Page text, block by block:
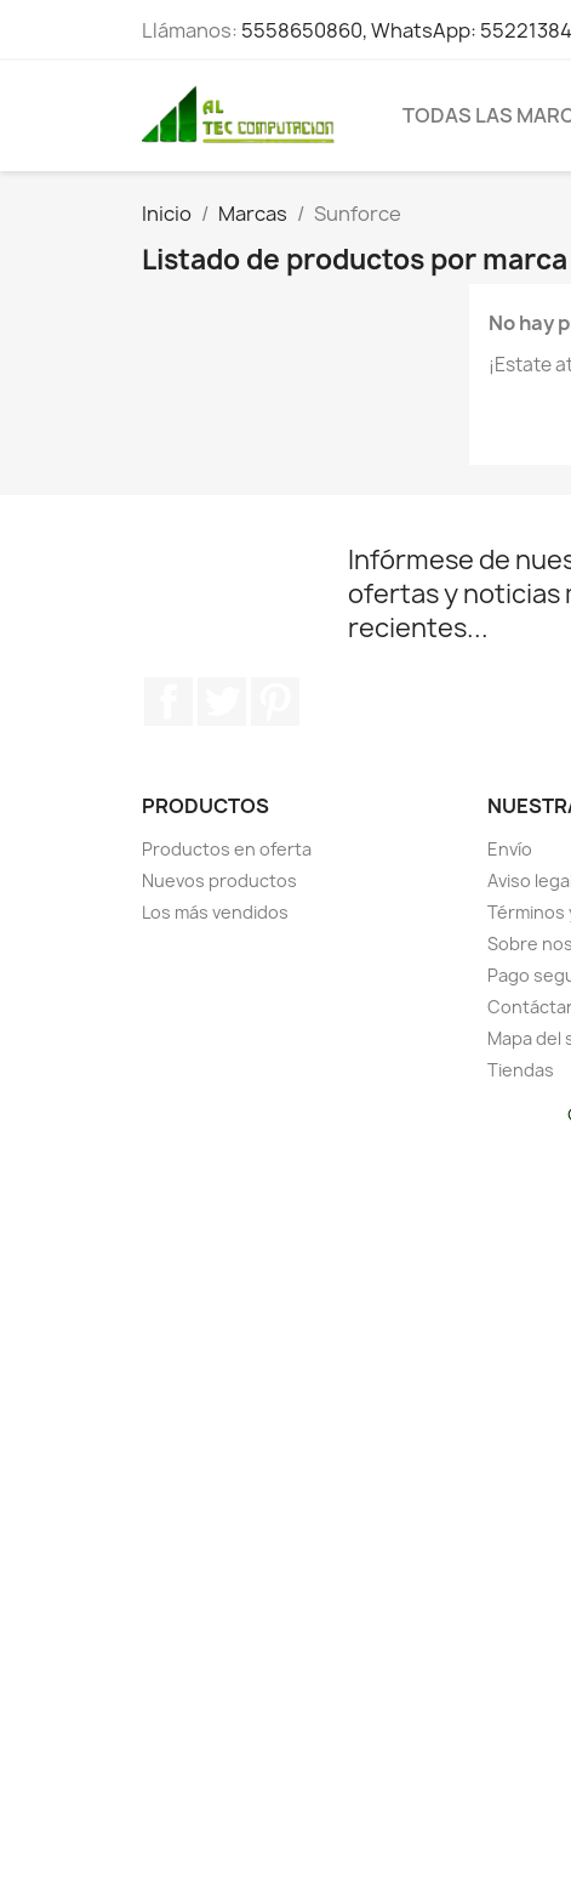
Llámanos: 5558650860, WhatsApp:
TODAS LAS
Inicio Marcas Sunforce
Listado de productos por
No hay
¡Estate
Infórmese de
ofertas y noticias
recientes...
PRODUCTOS
Productos en oferta
Nuevos productos
Los más vendidos
Envío
Aviso legal
Términos
Sobre
Pago
Mapa del
Tiendas